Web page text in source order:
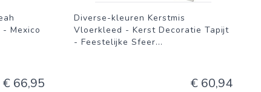
Mexico
€ 66,95
Diverse-kleuren Kerstmis
Vloerkleed - Kerst Decoratie Tapijt
- Feestelijke Sfeer...
€ 60,94